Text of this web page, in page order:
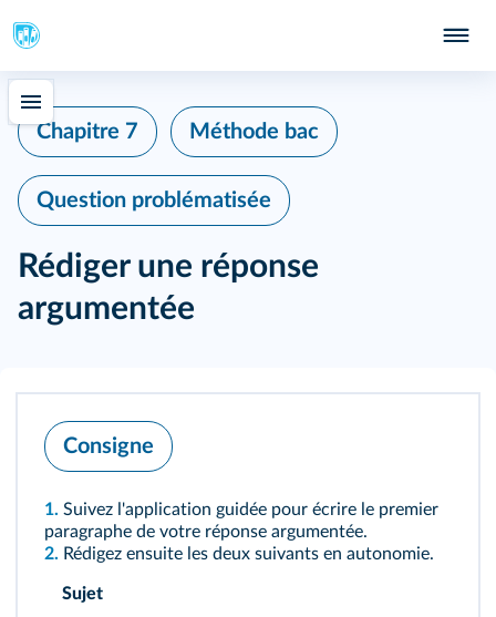
Chapitre 7 Méthode bac
Question problématisée
Rédiger une réponse
argumentée
Consigne
1. Suivez l'application guidée pour écrire le premier
paragraphe de votre réponse argumentée.
2. Rédigez ensuite les deux suivants en autonomie.
Sujet